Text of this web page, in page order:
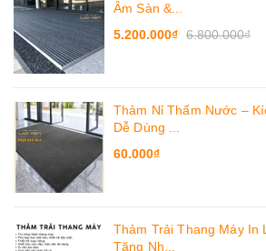
Âm Sàn &...
5.200.000₫ 6.800.000₫
Thảm Nỉ Thấm Nước –
Dễ Dùng ...
60.000₫
Thảm Trải Thang Máy In
Tăng Nh...